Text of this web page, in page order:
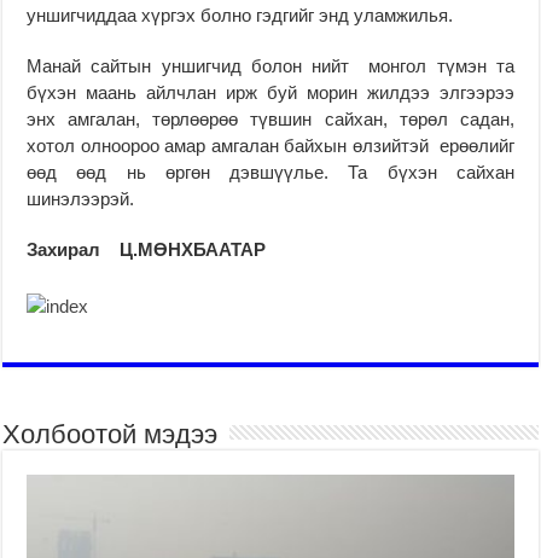
уншигчиддаа хүргэх болно гэдгийг энд уламжилья.
Манай сайтын уншигчид болон нийт монгол түмэн та
бүхэн маань айлчлан ирж буй морин жилдээ элгээрээ
энх амгалан, төрлөөрөө түвшин сайхан, төрөл садан,
хотол олноороо амар амгалан байхын өлзийтэй ерөөлийг
өөд өөд нь өргөн дэвшүүлье. Та бүхэн сайхан
шинэлээрэй.
Захирал Ц.МӨНХБААТАР
Холбоотой мэдээ